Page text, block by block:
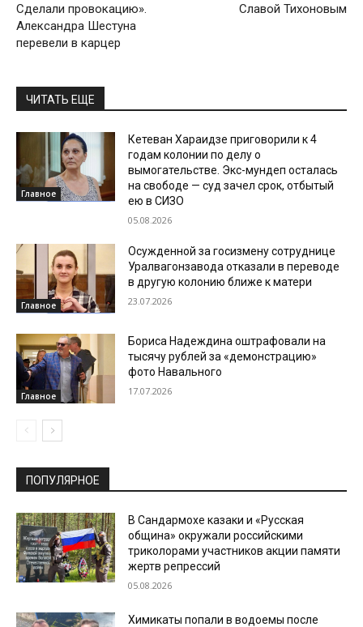
Сделали провокацию».
Александра Шестуна
перевели в карцер
Славой Тихоновым
ЧИТАТЬ ЕЩЕ
Главное
Кетеван Хараидзе приговорили к 4
годам колонии по делу о
вымогательстве. Экс-мундеп осталась
на свободе — суд зачел срок, отбытый
ею в СИЗО
05.08.2026
Главное
Осужденной за госизмену сотруднице
Уралвагонзавода отказали в переводе
в другую колонию ближе к матери
23.07.2026
Главное
Бориса Надеждина оштрафовали на
тысячу рублей за «демонстрацию»
фото Навального
17.07.2026
ПОПУЛЯРНОЕ
В Сандармохе казаки и «Русская
община» окружали российскими
триколорами участников акции памяти
жертв репрессий
05.08.2026
Химикаты попали в водоемы после